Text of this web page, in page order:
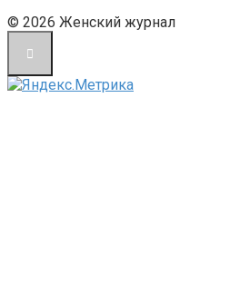
© 2026 Женский журнал